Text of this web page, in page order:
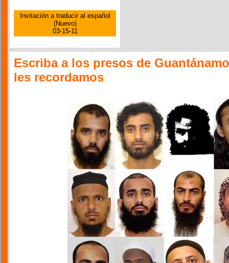
Invitación a traducir al español
(Nuevo)
03-15-11
Escriba a los presos de
les recordamos